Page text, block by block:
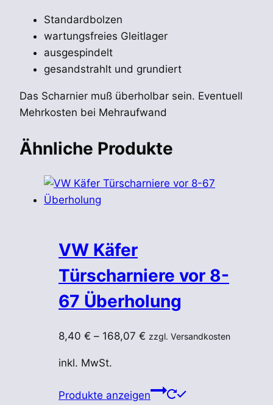
Standardbolzen
wartungsfreies Gleitlager
ausgespindelt
gesandstrahlt und grundiert
Das Scharnier muß überholbar sein. Eventuell
Mehrkosten bei Mehraufwand
Ähnliche Produkte
VW Käfer
Türscharniere vor 8-
67 Überholung
8,40 € – 168,07 € zzgl. Versandkosten
inkl. MwSt.
Produkte anzeigen